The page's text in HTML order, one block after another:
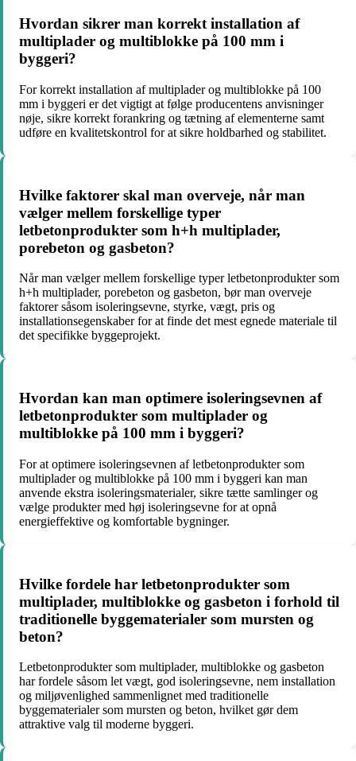
Hvordan sikrer man korrekt installation af
multiplader og multiblokke på 100 mm i
byggeri?
For korrekt installation af multiplader og multiblokke på 100
mm i byggeri er det vigtigt at følge producentens anvisninger
nøje, sikre korrekt forankring og tætning af elementerne samt
udføre en kvalitetskontrol for at sikre holdbarhed og stabilitet.
Hvilke faktorer skal man overveje, når man
vælger mellem forskellige typer
letbetonprodukter som h+h multiplader,
porebeton og gasbeton?
Når man vælger mellem forskellige typer letbetonprodukter som
h+h multiplader, porebeton og gasbeton, bør man overveje
faktorer såsom isoleringsevne, styrke, vægt, pris og
installationsegenskaber for at finde det mest egnede materiale til
det specifikke byggeprojekt.
Hvordan kan man optimere isoleringsevnen af
letbetonprodukter som multiplader og
multiblokke på 100 mm i byggeri?
For at optimere isoleringsevnen af letbetonprodukter som
multiplader og multiblokke på 100 mm i byggeri kan man
anvende ekstra isoleringsmaterialer, sikre tætte samlinger og
vælge produkter med høj isoleringsevne for at opnå
energieffektive og komfortable bygninger.
Hvilke fordele har letbetonprodukter som
multiplader, multiblokke og gasbeton i forhold til
traditionelle byggematerialer som mursten og
beton?
Letbetonprodukter som multiplader, multiblokke og gasbeton
har fordele såsom let vægt, god isoleringsevne, nem installation
og miljøvenlighed sammenlignet med traditionelle
byggematerialer som mursten og beton, hvilket gør dem
attraktive valg til moderne byggeri.